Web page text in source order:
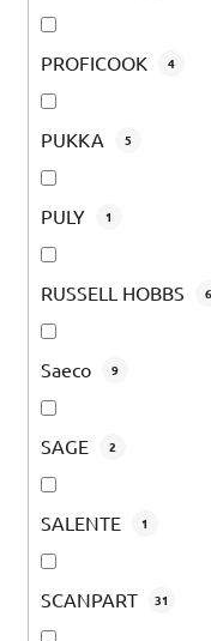
PROFICOOK 4
PUKKA 5
PULY 1
RUSSELL HOBBS 6
Saeco 9
SAGE 2
SALENTE 1
SCANPART 31